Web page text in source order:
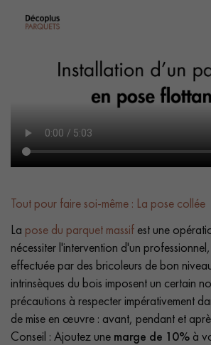
Tout pour faire soi-même : La pose collée
La pose du parquet massif est une
nécessiter l'intervention d'un
effectuée par des bricoleurs de bon
intrinsèques du bois imposent un certain
précautions à respecter impérativement
de mise en œuvre : avant, pendant et
Conseil : Ajoutez une marge de 10% à